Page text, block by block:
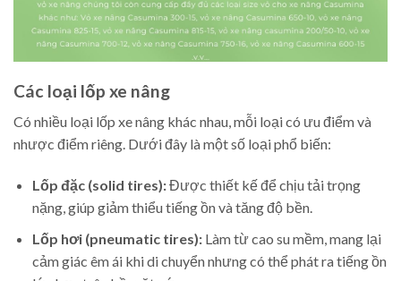
Các loại lốp xe nâng
Có nhiều loại lốp xe nâng khác nhau, mỗi loại có ưu điểm và
nhược điểm riêng. Dưới đây là một số loại phổ biến:
Lốp đặc (solid tires):Được thiết kế để chịu tải trọng
nặng, giúp giảm thiểu tiếng ồn và tăng độ bền.
Lốp hơi (pneumatic tires):Làm từ cao su mềm, mang lại
cảm giác êm ái khi di chuyển nhưng có thể phát ra tiếng ồn